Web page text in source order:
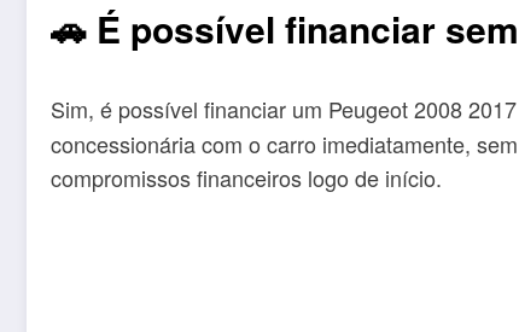
🚗 É possível financiar
Sim, é possível financiar um Peugeot 2008 2017
concessionária com o carro imediatamente,
compromissos financeiros logo de início.